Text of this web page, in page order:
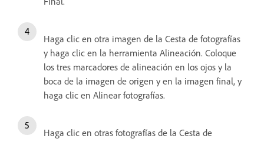
Haga clic en otra imagen de la Cesta de fotografías
y haga clic en la herramienta Alineación. Coloque
los tres marcadores de alineación en los ojos y la
boca de la imagen de origen y en la imagen final, y
haga clic en Alinear fotografías.
Haga clic en otras fotografías de la Cesta de